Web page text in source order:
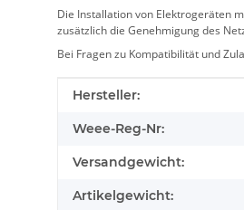
Die Installation von Elektrogeräten
zusätzlich die Genehmigung des
Bei Fragen zu Kompatibilität und
Produkteigenschaft
Wert
Hersteller:
Weee-Reg-Nr:
Versandgewicht:
Artikelgewicht: